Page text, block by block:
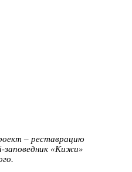
– реставрацию
заповедник «Кижи»